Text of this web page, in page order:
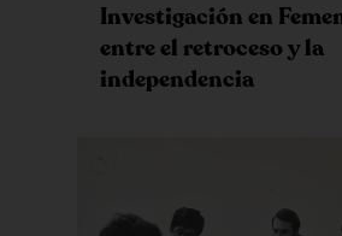
Investigación en
entre el retroceso y la
independencia